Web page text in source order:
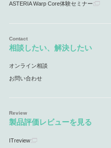
ASTERIA Warp Core体験セミナー
相談したい、解決したい
オンライン相談
お問い合わせ
製品評価レビューを見る
ITreview